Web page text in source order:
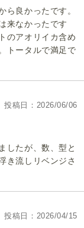
ら良かったです。
来なかったです
のアオリイカ含め
トータルで満足で
投稿日 2026/06/06
したが、数、型と
き流しリベンジさ
投稿日 2026/04/15